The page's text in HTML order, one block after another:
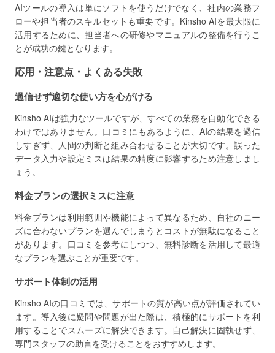
AIツールの導入は単にソフトを使うだけでなく、社内の業務フ
ローや担当者のスキルセットも重要です。Kinsho AIを最大限に
活用するために、担当者への研修やマニュアルの整備を行うこ
とが成功の鍵となります。
応用・注意点・よくある失敗
過信せず適切な使い方を心がける
Kinsho AIは強力なツールですが、すべての業務を自動化できる
わけではありません。口コミにもあるように、AIの結果を過信
しすぎず、人間の判断と組み合わせることが大切です。誤った
データ入力や設定ミスは結果の精度に影響するため注意しまし
ょう。
料金プランの選択ミスに注意
料金プランは利用範囲や機能によって異なるため、自社のニー
ズに合わないプランを選んでしまうとコストが無駄になること
があります。口コミを参考にしつつ、無料診断を活用して最適
なプランを選ぶことが重要です。
サポート体制の活用
Kinsho AIの口コミでは、サポートの質が高い点が評価されてい
ます。導入後に疑問や問題が出た際は、積極的にサポートを利
用することでスムーズに解決できます。自己解決に固執せず、
専門スタッフの助言を受けることをおすすめします。